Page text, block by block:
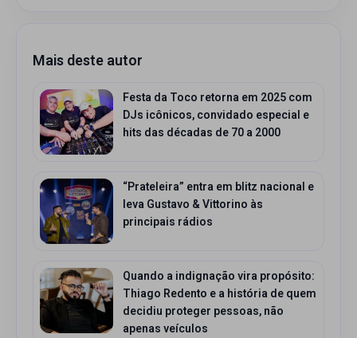
Mais deste autor
Festa da Toco retorna em 2025 com
DJs icônicos, convidado especial e
hits das décadas de 70 a 2000
“Prateleira” entra em blitz nacional e
leva Gustavo & Vittorino às
principais rádios
Quando a indignação vira propósito:
Thiago Redento e a história de quem
decidiu proteger pessoas, não
apenas veículos